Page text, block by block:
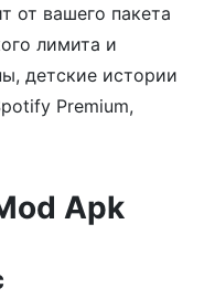
от вашего пакета
лимита и
детские истории
Premium,
Apk